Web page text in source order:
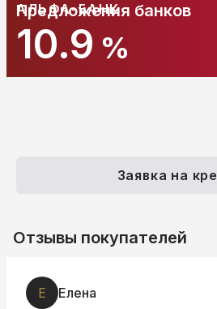
АЛЬФА-БАНК
10.9 %
Предложения банков
Заявка на
Отзывы покупателей
Е Елена